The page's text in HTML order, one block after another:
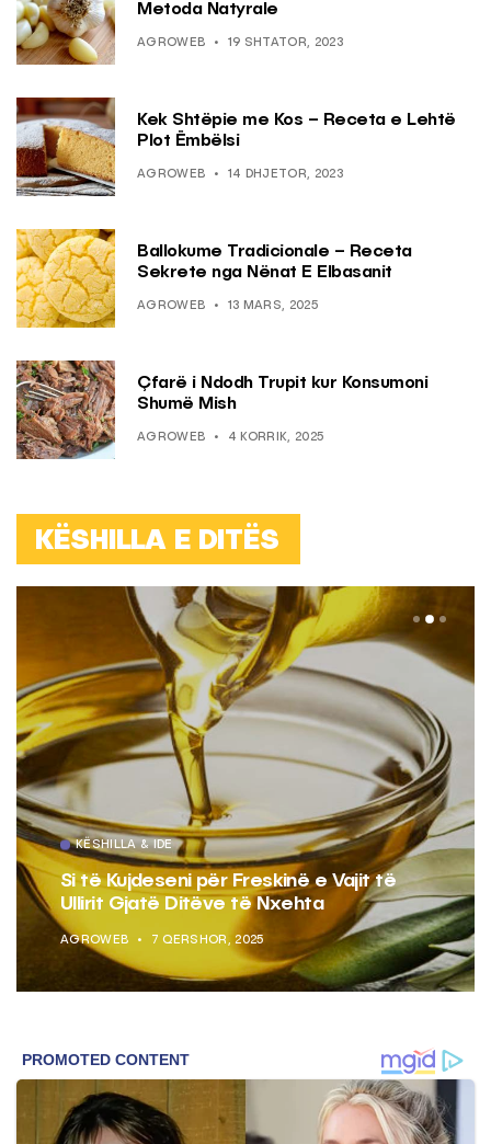
Metoda Natyrale
AGROWEB 19 SHTATOR, 2023
Kek Shtëpie me Kos – Receta e Lehtë
Plot Ëmbëlsi
AGROWEB 14 DHJETOR, 2023
Ballokume Tradicionale – Receta
Sekrete nga Nënat E Elbasanit
AGROWEB 13 MARS, 2025
Çfarë i Ndodh Trupit kur Konsumoni
Shumë Mish
AGROWEB 4 KORRIK, 2025
KËSHILLA E DITËS
KËSHILLA & IDE
Si të Kujdeseni për Freskinë e Vajit të
Ullirit Gjatë Ditëve të Nxehta
AGROWEB 7 QERSHOR, 2025